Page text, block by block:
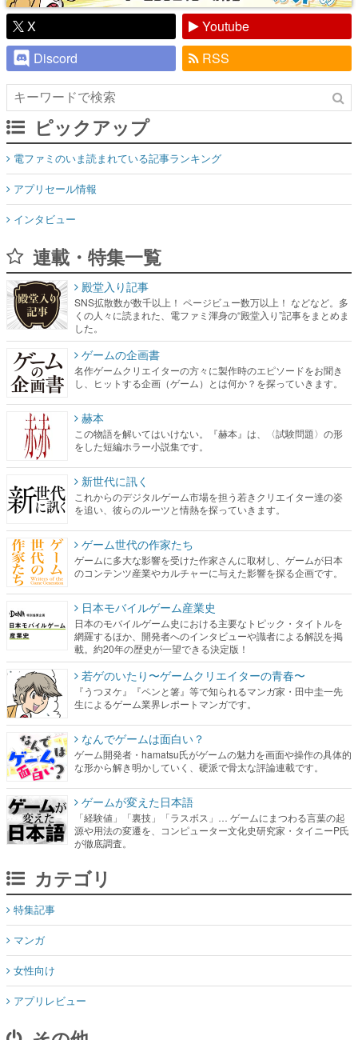
X
Youtube
Discord
RSS
ピックアップ
電ファミのいま読まれている記事ランキング
アプリセール情報
インタビュー
連載・特集一覧
殿堂入り記事
SNS拡散数が数千以上！ ページビュー数万以上！ などなど。多
くの人々に読まれた、電ファミ渾身の“殿堂入り”記事をまとめま
した。
ゲームの企画書
名作ゲームクリエイターの方々に製作時のエピソードをお聞き
し、ヒットする企画（ゲーム）とは何か？を探っていきます。
赫本
この物語を解いてはいけない。『赫本』は、〈試験問題〉の形
をした短編ホラー小説集です。
新世代に訊く
これからのデジタルゲーム市場を担う若きクリエイター達の姿
を追い、彼らのルーツと情熱を探っていきます。
ゲーム世代の作家たち
ゲームに多大な影響を受けた作家さんに取材し、ゲームが日本
のコンテンツ産業やカルチャーに与えた影響を探る企画です。
日本モバイルゲーム産業史
日本のモバイルゲーム史における主要なトピック・タイトルを
網羅するほか、開発者へのインタビューや識者による解説を掲
載。約20年の歴史が一望できる決定版！
若ゲのいたり〜ゲームクリエイターの青春〜
『うつヌケ』『ペンと箸』等で知られるマンガ家・田中圭一先
生によるゲーム業界レポートマンガです。
なんでゲームは面白い？
ゲーム開発者・hamatsu氏がゲームの魅力を画面や操作の具体的
な形から解き明かしていく、硬派で骨太な評論連載です。
ゲームが変えた日本語
「経験値」「裏技」「ラスボス」… ゲームにまつわる言葉の起
源や用法の変遷を、コンピューター文化史研究家・タイニーP氏
が徹底調査。
カテゴリ
特集記事
マンガ
女性向け
アプリレビュー